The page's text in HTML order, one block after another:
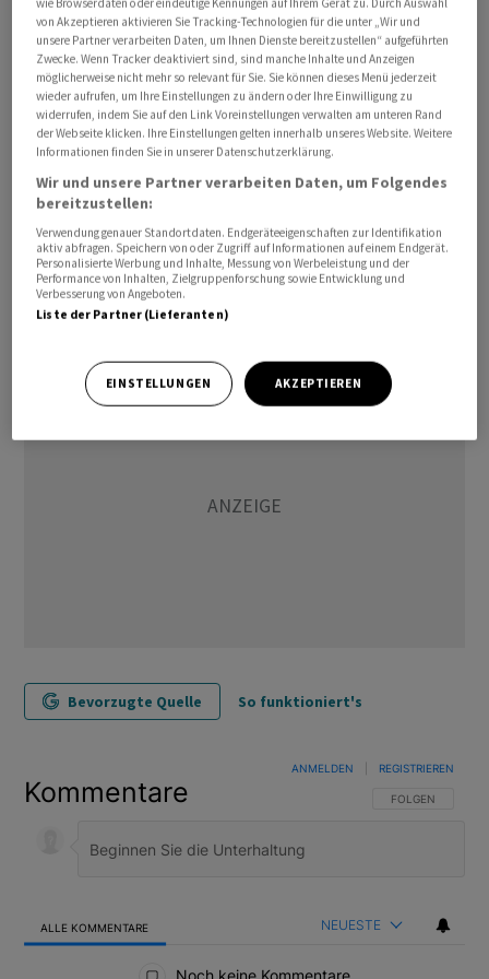
Walmart ein 30 Milliarden Dollar schweres
Aktienrückkaufprogramm. Die Aktie gab vorbörslich
nach.
In den zwölf Monaten bis Ende Januar stieg der Umsatz
des Konzerns um 4,7 Prozent auf 713,2 Milliarden Dollar
(603,3 Mrd Euro). Der operative Gewinn verbesserte sich
um 1,6 Prozent auf 29,8 Milliarden Dollar. Unterm Strich
stieg der auf die Aktionäre entfallende Gewinn um 12,6
Prozent auf 21,9 Milliarden Dollar./lew/tav/jha/
(AWP)
Bevorzugte Quelle So funktioniert's
Kommentare FOLGE DIESER
FOLGEN
ANMELDEN REGISTRIEREN
ALLE KOMMENTARE NEUESTE
Noch keine Kommentare
von Akzeptieren aktivieren Sie Tracking-Technologien für die unter „Wir und
unsere Partner verarbeiten Daten, um Ihnen Dienste bereitzustellen“ aufgeführten
Zwecke. Wenn Tracker deaktiviert sind, sind manche Inhalte und Anzeigen
möglicherweise nicht mehr so relevant für Sie. Sie können dieses Menü jederzeit
wieder aufrufen, um Ihre Einstellungen zu ändern oder Ihre Einwilligung zu
widerrufen, indem Sie auf den Link Voreinstellungen verwalten am unteren Rand
der Webseite klicken. Ihre Einstellungen gelten innerhalb unseres Website. Weitere
Informationen finden Sie in unserer Datenschutzerklärung.
Wir und unsere Partner verarbeiten Daten, um Folgendes
bereitzustellen:
Verwendung genauer Standortdaten. Endgeräteeigenschaften zur Identifikation
aktiv abfragen. Speichern von oder Zugriff auf Informationen auf einem Endgerät.
Personalisierte Werbung und Inhalte, Messung von Werbeleistung und der
Performance von Inhalten, Zielgruppenforschung sowie Entwicklung und
Verbesserung von Angeboten.
Liste der Partner (Lieferanten)
EINSTELLUNGEN AKZEPTIEREN